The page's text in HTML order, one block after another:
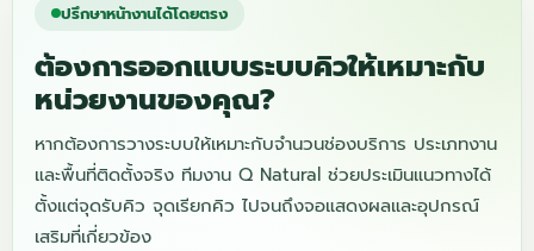
ปรึกษาหน้างานได้โดยตรง
ต้องการออกแบบระบบคิวให้เหมาะกับ
หน่วยงานของคุณ?
หากต้องการวางระบบให้เหมาะกับจำนวนช่องบริการ ประเภทงาน
และพื้นที่ติดตั้งจริง ทีมงาน Q Natural ช่วยประเมินแนวทางได้
ตั้งแต่จุดรับคิว จุดเรียกคิว ไปจนถึงจอแสดงผลและอุปกรณ์
เสริมที่เกี่ยวข้อง